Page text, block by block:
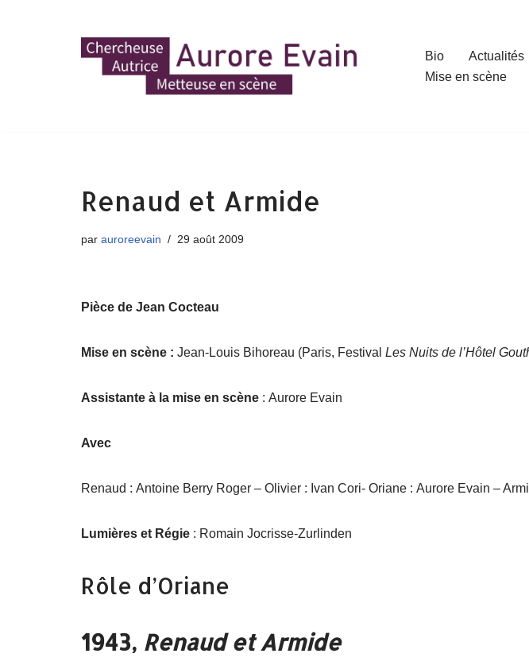
Bio Actualités
Mise en scène
Renaud et Armide
par auroreevain 29 août 2009
Pièce de Jean Cocteau
Mise en scène : Jean-Louis Bihoreau (Paris, Festival Les Nuits de l’Hôtel
Assistante à la mise en scène : Aurore Evain
Avec
Renaud : Antoine Berry Roger – Olivier : Ivan Cori- Oriane : Aurore Evain –
Lumières et Régie : Romain Jocrisse-Zurlinden
Rôle d’Oriane
1943, Renaud et Armide